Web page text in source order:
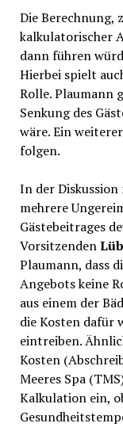
Die Berechnung,
kalkulatorischer
dann führen
Hierbei spielt
Rolle. Plaumann
Senkung des
wäre. Ein
folgen.
In der
mehrere
Gästebeitrages
Vorsitzenden
Plaumann, dass
Angebots keine
aus einem der
die Kosten dafür
eintreiben.
Kosten
Meeres Spa
Kalkulation ein,